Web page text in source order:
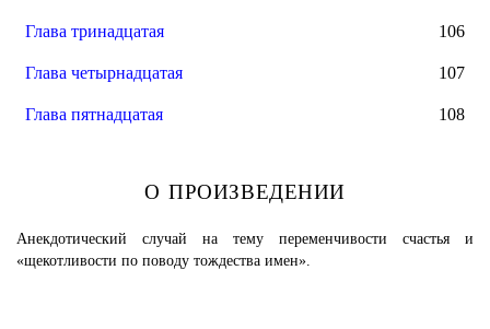
Глава тринадцатая 106
Глава четырнадцатая 107
Глава пятнадцатая 108
О ПРОИЗВЕДЕНИИ
Анекдотический случай на тему переменчивости счастья и
«щекотливости по поводу тождества имен».